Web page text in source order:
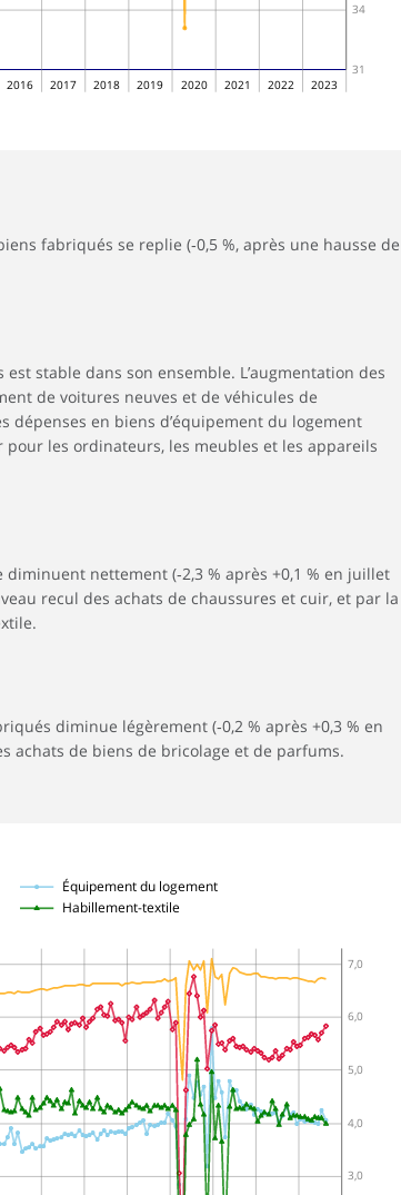
31
34
2016 2017 2018 2019 2020 2021 2022 2023
fabriqués se replie (‑0,5 %, après une hausse de
stable dans son ensemble. L’augmentation des
de voitures neuves et de véhicules de
en biens d’équipement du logement
pour les ordinateurs, les meubles et les appareils
nettement (‑2,3 % après +0,1 % en juillet
recul des achats de chaussures et cuir, et par la
diminue légèrement (‑0,2 % après +0,3 % en
achats de biens de bricolage et de parfums.
3,0
4,0
5,0
6,0
7,0
Équipement du logement
Habillement-textile